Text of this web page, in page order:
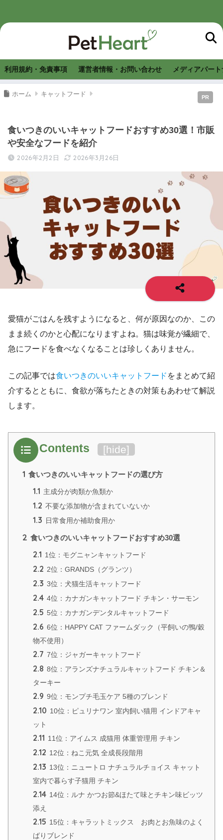
利用規約・免責事項 運営者情報・お問い合わせ メディアパー
PR
ホーム キャットフード
食いつきのいいキャットフードおすすめ30選！市販
や安全なフードを紹介
2026年2月2日 2026年3月26日
愛猫がごはんを残すようになると、何が原因なのか、この
まま続くのかと心配になりますよね。猫は味覚が繊細で、
急にフードを食べなくなることは珍しくありません。
この記事では食いつきのいいキャットフード をまとめて紹
介するとともに、食欲が落ちたときの対策もあわせて解説
します。
Contents [hide]
1 食いつきのいいキャットフードの選び方
1.1 主成分が肉類か魚類か
1.2 不要な添加物が含まれていないか
1.3 日常食用か補助食用か
2 食いつきのいいキャットフードおすすめ30選
2.1 1位：モグニャンキャットフード
2.2 2位：GRANDS（グランツ）
2.3 3位：犬猫生活キャットフード
2.4 4位：カナガンキャットフード チキン・サーモン
2.5 5位：カナガンデンタルキャットフード
2.6 6位：HAPPY CAT ファームダック（平飼いの鴨/穀
物不使用）
2.7 7位：ジャガーキャットフード
2.8 8位：アランズナチュラルキャットフード チキン＆
ターキー
2.9 9位：モンプチ毛玉ケア 5種のブレンド
2.10 10位：ピュリナワン 室内飼い猫用 インドアキャ
ット
2.11 11位：アイムス 成猫用 体重管理用 チキン
2.12 12位：ねこ元気 全成長段階用
2.13 13位：ニュートロ ナチュラルチョイス キャット
室内で暮らす子猫用 チキン
2.14 14位：ルナ かつお節&ほたて味とチキン味ビッツ
添え
2.15 15位：キャラットミックス お肉とお魚味のよく
ばりブレンド